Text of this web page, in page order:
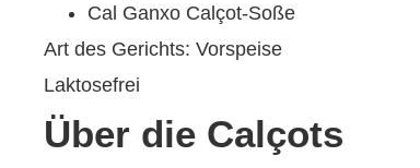
Cal Ganxo Calçot-Soße
Art des Gerichts: Vorspeise
Laktosefrei
Über die Calçots